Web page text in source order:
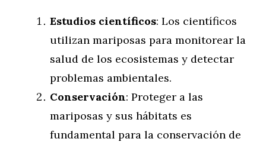
Estudios científicos: Los científicos
utilizan mariposas para monitorear la
salud de los ecosistemas y detectar
problemas ambientales.
Conservación: Proteger a las
mariposas y sus hábitats es
fundamental para la conservación de